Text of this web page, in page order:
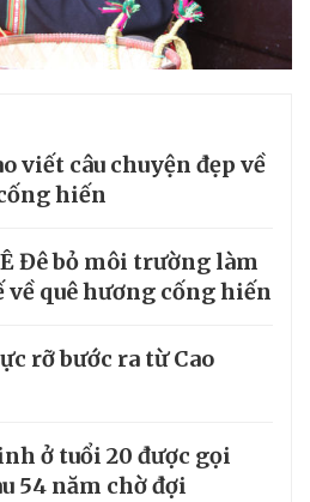
viết câu chuyện đẹp về
hiến
Đê bỏ môi trường làm
về quê hương cống hiến
rỡ bước ra từ Cao
ở tuổi 20 được gọi
54 năm chờ đợi